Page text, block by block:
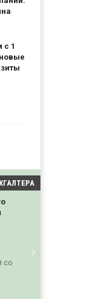
с 1
со
›Next